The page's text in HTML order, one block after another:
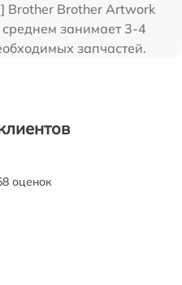
Brother Brother Artwork
занимает 3-4
запчастей.
оценок